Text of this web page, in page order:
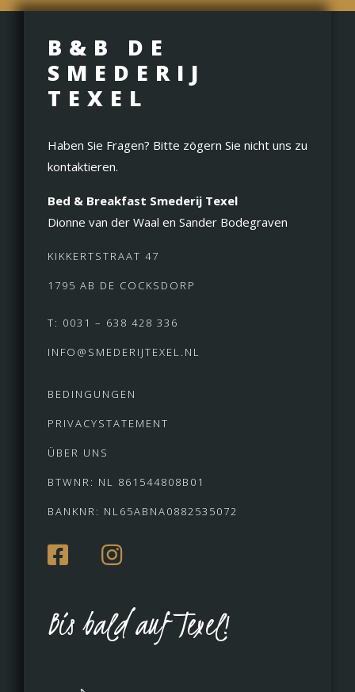
B&B DE
SMEDERIJ
TEXEL
Haben Sie Fragen? Bitte zögern Sie nicht uns zu
kontaktieren.
Bed & Breakfast Smederij Texel
Dionne van der Waal en Sander Bodegraven
KIKKERTSTRAAT 47
1795 AB DE COCKSDORP
T: 0031 – 638 428 336
INFO@SMEDERIJTEXEL.NL
BEDINGUNGEN
PRIVACYSTATEMENT
ÜBER UNS
BTWNR: NL 861544808B01
BANKNR: NL65ABNA0882535072
Bis bald auf Texel!